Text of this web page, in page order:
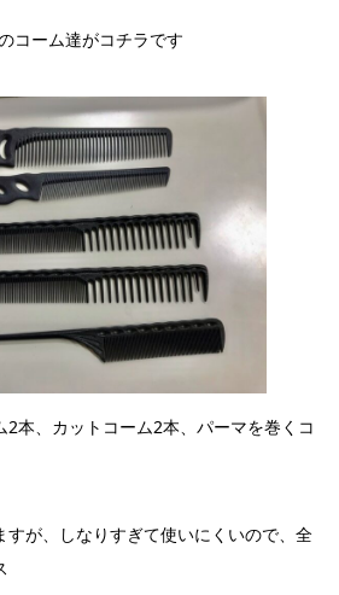
コーム達がコチラです
本、カットコーム2本、パーマを巻くコ
すが、しなりすぎて使いにくいので、全